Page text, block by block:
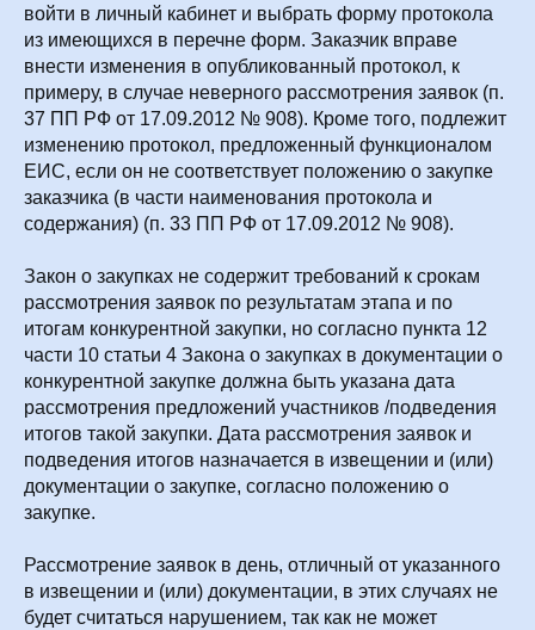
войти в личный кабинет и выбрать форму протокола
из имеющихся в перечне форм. Заказчик вправе
внести изменения в опубликованный протокол, к
примеру, в случае неверного рассмотрения заявок (п.
37 ПП РФ от 17.09.2012 № 908). Кроме того, подлежит
изменению протокол, предложенный функционалом
ЕИС, если он не соответствует положению о закупке
заказчика (в части наименования протокола и
содержания) (п. 33 ПП РФ от 17.09.2012 № 908).
Закон о закупках не содержит требований к срокам
рассмотрения заявок по результатам этапа и по
итогам конкурентной закупки, но согласно пункта 12
части 10 статьи 4 Закона о закупках в документации о
конкурентной закупке должна быть указана дата
рассмотрения предложений участников /подведения
итогов такой закупки. Дата рассмотрения заявок и
подведения итогов назначается в извещении и (или)
документации о закупке, согласно положению о
закупке.
Рассмотрение заявок в день, отличный от указанного
в извещении и (или) документации, в этих случаях не
будет считаться нарушением, так как не может